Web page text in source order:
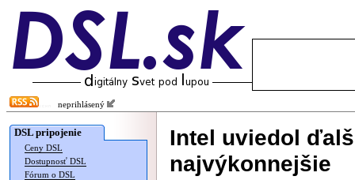
neprihlásený
DSL pripojenie
Ceny DSL
Dostupnosť DSL
Fórum o DSL
Intel uviedol
najvýkonnejšie